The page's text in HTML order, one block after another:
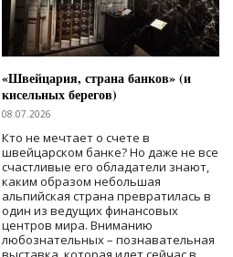
«Швейцария, страна банков» (и
кисельных берегов)
08.07.2026
Кто не мечтает о счете в
швейцарском банке? Но даже не все
счастливые его обладатели знают,
каким образом небольшая
альпийская страна превратилась в
один из ведущих финансовых
центров мира. Вниманию
любознательных – познавательная